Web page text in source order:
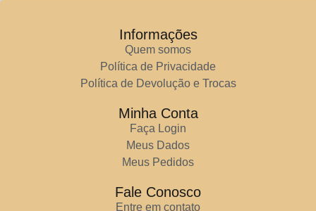
Informações
Quem somos
Política de Privacidade
Política de Devolução e Trocas
Minha Conta
Faça Login
Meus Dados
Meus Pedidos
Fale Conosco
Entre em contato